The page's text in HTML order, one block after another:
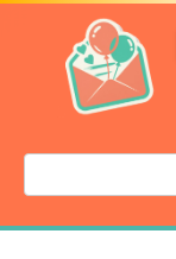
Перейти
контенту
Поиск: